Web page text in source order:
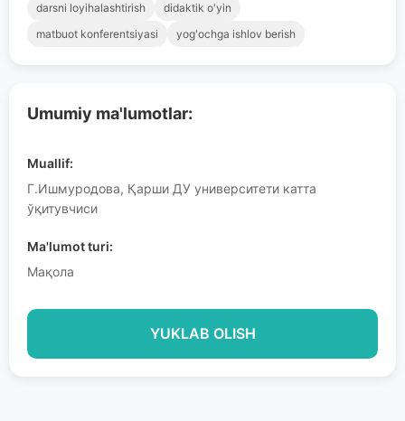
Umumiy ma'lumotlar:
Muallif:
Г.Ишмуродова, Қарши ДУ университети катта
ўқитувчиси
Ma'lumot turi:
Мақола
YUKLAB OLISH
darsni loyihalashtirish
didaktik o'yin
matbuot konferentsiyasi
yog'ochga ishlov berish